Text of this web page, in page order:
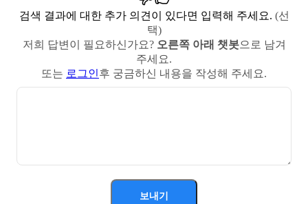
검색 결과에 대한 추가 의견이 있다면 입력해 주세요. (선
택)
저희 답변이 필요하신가요? 오른쪽 아래 챗봇으로 남겨
주세요.
또는 로그인후 궁금하신 내용을 작성해 주세요.
보내기